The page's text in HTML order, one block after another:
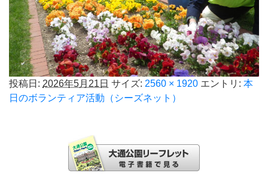
投稿日: 2026年5月21日 サイズ: 2560 × 1920 エントリ: 本
日のボランティア活動（シーズネット）